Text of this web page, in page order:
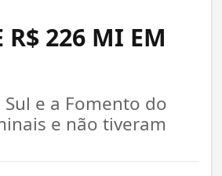
R$ 226 MI EM
e a Fomento do
e não tiveram